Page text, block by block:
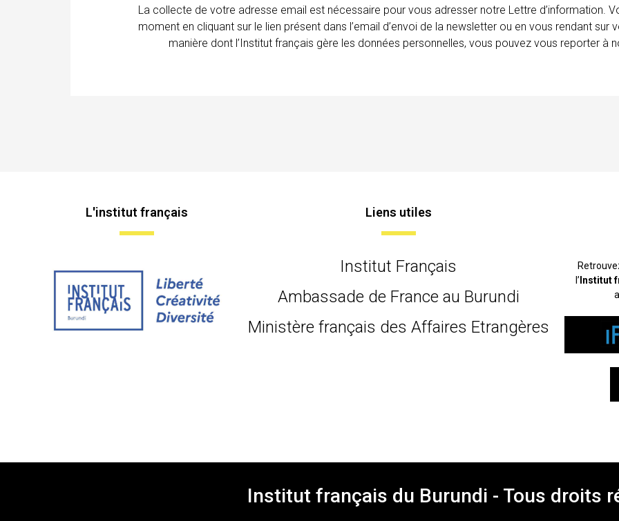
La collecte de votre adresse email est nécessaire pour vous adresser notre Lettre d’information.
moment en cliquant sur le lien présent dans l’email d’envoi de la newsletter ou en vous rendant
manière dont l’Institut français gère les données personnelles, vous pouvez vous reporter à
L'institut français Liens utiles
Institut Français
Ambassade de France au Burundi
Ministère français des Affaires Etrangères
l’ Institut
Institut français du Burundi - Tous droits